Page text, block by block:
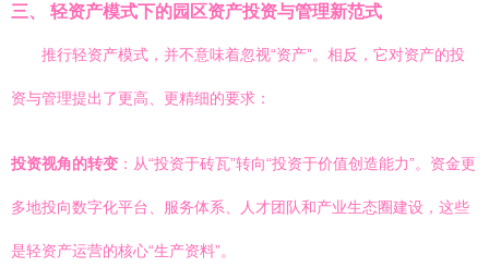
三、 轻资产模式下的园区资产投资与管理新范式
推行轻资产模式，并不意味着忽视“资产”。相反，它对资产的投
资与管理提出了更高、更精细的要求：
投资视角的转变 ：从“投资于砖瓦”转向“投资于价值创造能力”。资金更
多地投向数字化平台、服务体系、人才团队和产业生态圈建设，这些
是轻资产运营的核心“生产资料”。